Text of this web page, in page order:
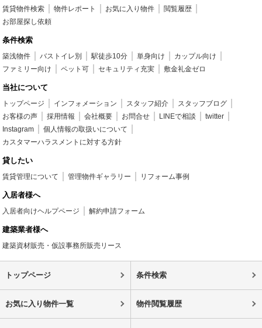
賃貸物件検索 物件レポート お気に入り物件
閲覧履歴
お部屋探し依頼
条件検索
築浅物件 バストイレ別 駅徒歩10分 単身向け
カップル向け
ファミリー向け
ペット可 セキュリティ充実 敷金礼金ゼロ
当社について
トップページ インフォメーション スタッフ紹介
スタッフブログ
お客様の声
採用情報 会社概要 お問合せ LINEで相談
twitter
Instagram
個人情報の取扱いについて
カスタマーハラスメントに対する方針
貸したい
賃貸管理について 管理物件ギャラリー リフォーム事例
入居者様へ
入居者向けヘルプページ 解約申請フォーム
建築業者様へ
建築資材販売・仮設事務所販売リース
トップページ 条件検索
お気に入り物件一覧 物件閲覧履歴